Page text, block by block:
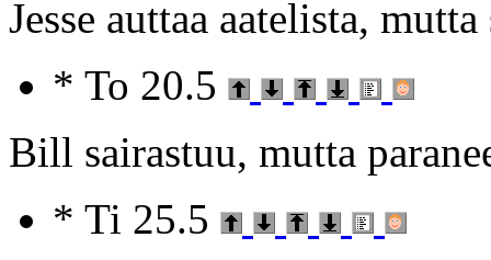
Jesse auttaa aatelista,
* To 20.5
Bill sairastuu, mutta
* Ti 25.5